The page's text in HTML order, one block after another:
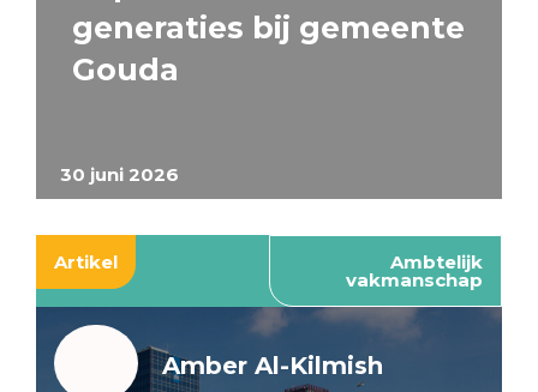
30 juni 2026
generaties bij gemeente
Gouda
Artikel Ambtelijk
vakmanschap
Amber Al-Kilmish